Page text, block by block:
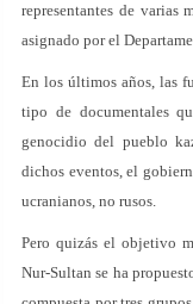
representantes de varias
asignado por el
En los últimos años, las
tipo de documentales
genocidio del pueblo
dichos eventos, el
ucranianos, no rusos.
Pero quizás el objetivo
Nur-Sultan se ha